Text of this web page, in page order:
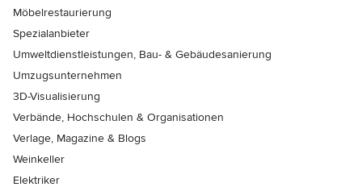
Möbelrestaurierung
Spezialanbieter
Umweltdienstleistungen, Bau- & Gebäudesanierung
Umzugsunternehmen
3D-Visualisierung
Verbände, Hochschulen & Organisationen
Verlage, Magazine & Blogs
Weinkeller
Elektriker